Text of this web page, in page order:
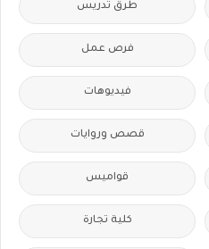
طرق تدريس
فرص عمل
فيديوهات
قصص وروايات
قواميس
كلية تجارة